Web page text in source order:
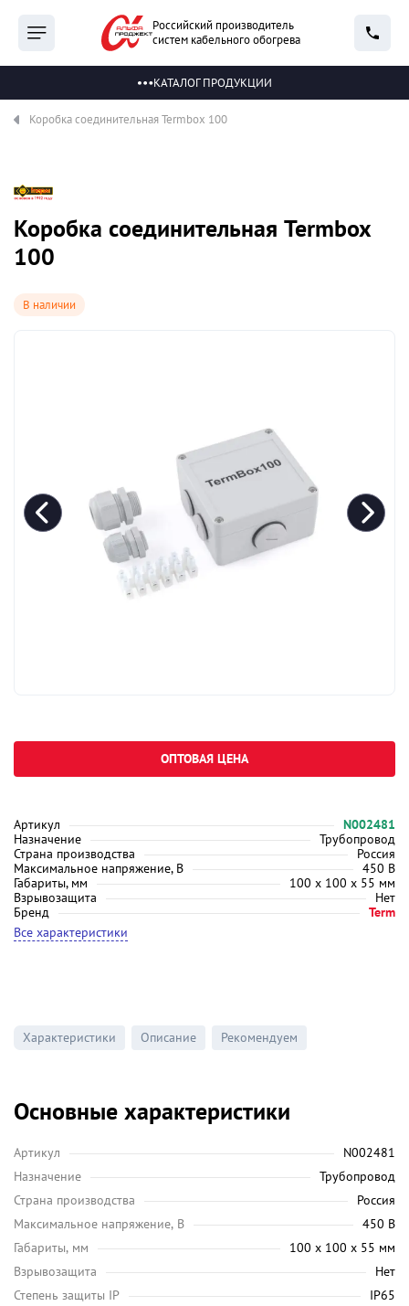
Российский производитель
систем кабельного обогрева
КАТАЛОГ ПРОДУКЦИИ
Коробка соединительная Termbox 100
В наличии
Коробка соединительная Termbox
100
Артикул
N002481
Назначение
Трубопровод
Страна производства
Россия
Максимальное напряжение, В
450 В
Габариты, мм
100 х 100 х 55 мм
Взрывозащита
Нет
Бренд
Term
Все характеристики
ОПТОВАЯ ЦЕНА
Характеристики Описание Рекомендуем
Основные характеристики
Артикул
N002481
Назначение
Трубопровод
Страна производства
Россия
Максимальное напряжение, В
450 В
Габариты, мм
100 х 100 х 55 мм
Взрывозащита
Нет
Степень защиты IP
IP65